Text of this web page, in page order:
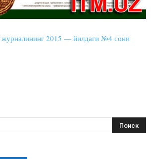
журналининг 2015 — йилдаги №4 сони